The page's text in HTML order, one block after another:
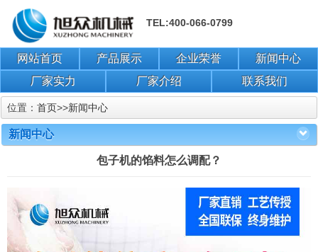
TEL:400-066-0799
网站首页 产品展示 企业荣誉
新闻中心
厂家实力
厂家介绍 联系我们
位置： 首页>>新闻中心
新闻中心
包子机的馅料怎么调配？